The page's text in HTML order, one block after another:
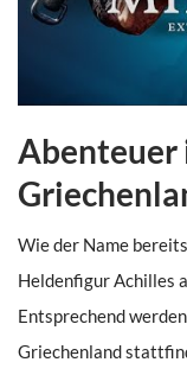
Abenteuer
Wie der Name
Heldenfigur Achilles
Entsprechend
Griechenland